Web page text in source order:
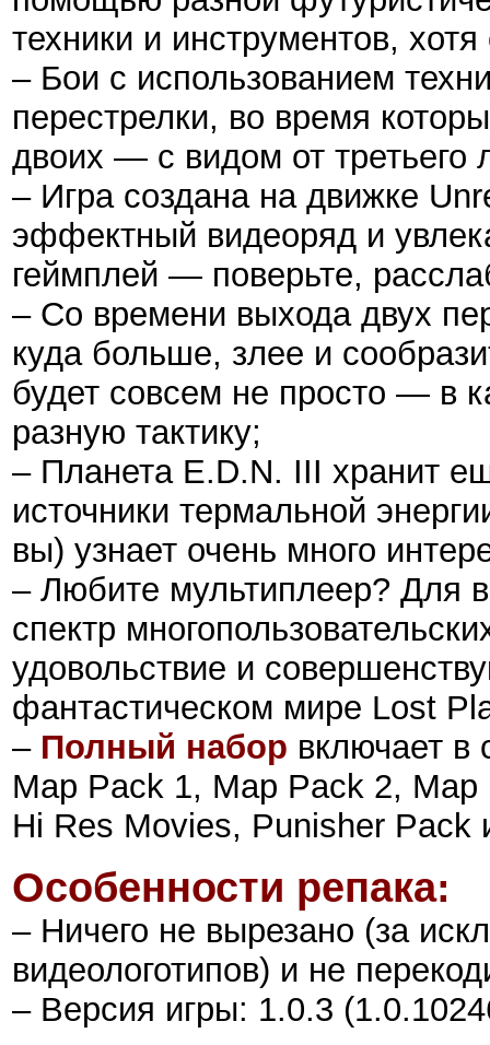
техники и инструментов,
– Бои с использованием
перестрелки, во время
двоих — с видом от третьего
– Игра создана на движке
эффектный видеоряд и
геймплей — поверьте,
– Со времени выхода двух
куда больше, злее и
будет совсем не просто — в
разную тактику;
– Планета E.D.N. III хранит
источники термальной
вы) узнает очень много
– Любите мультиплеер? Для
спектр
удовольствие и
фантастическом мире Lost
– Полный набор включает в
Map Pack 1, Map Pack 2,
Hi Res Movies, Punisher Pack
Особенности репака:
– Ничего не вырезано (за
видеологотипов) и не
– Версия игры: 1.0.3